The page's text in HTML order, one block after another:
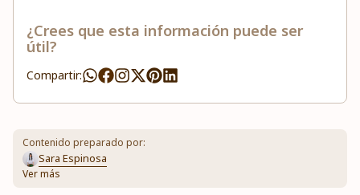
¿Crees que esta información puede ser
útil?
Compartir:
Contenido preparado por:
Sara Espinosa
Ver más